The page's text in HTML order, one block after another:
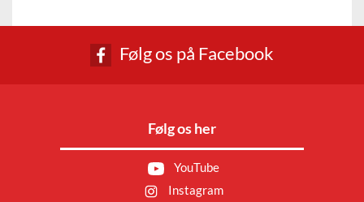
Følg os på Facebook
Følg os her
YouTube
Instagram